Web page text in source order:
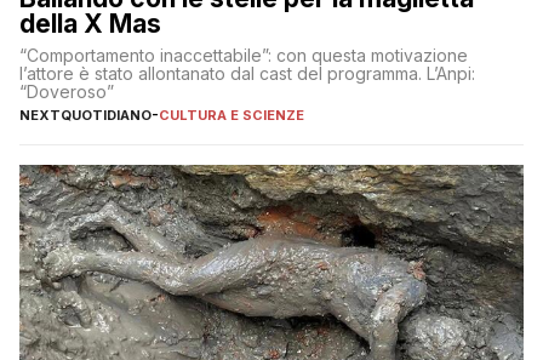
della X Mas
“Comportamento inaccettabile”: con questa motivazione
l’attore è stato allontanato dal cast del programma. L’Anpi:
“Doveroso”
NEXTQUOTIDIANO-CULTURA E SCIENZE